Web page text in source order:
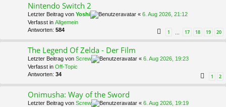
Nintendo Switch 2
Letzter Beitrag von Yoshi « 6. Aug 2026, 21:12
Verfasst in Allgemein
Antworten: 584 1 … 17 18 19 20
The Legend Of Zelda - Der Film
Letzter Beitrag von Screw « 6. Aug 2026, 19:23
Verfasst in Off-Topic
Antworten: 34 1 2
Onimusha: Way of the Sword
Letzter Beitrag von Screw « 6. Aug 2026, 19:19